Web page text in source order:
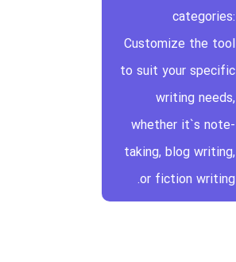
categories:
Customize the tool
to suit your specific
writing needs,
whether it`s note-
taking, blog writing,
or fiction writing.